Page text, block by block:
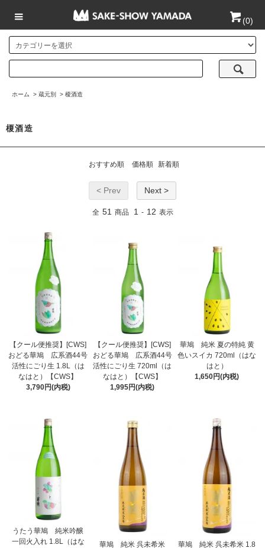
(0)
ホーム > 蔵元別 > 榎酒造
榎酒造
おすすめ順 価格順 新着順
< Prev Next >
全 51 商品 1 - 12 表示
【クール便推奨】[CWS]
おどる華鳩 広系酒44号
活性にごり生 1.8L（は
なはと）【CWS】
3,790円(内税)
【クール便推奨】[CWS]
おどる華鳩 広系酒44号
活性にごり生 720ml（は
なはと）【CWS】
1,995円(内税)
華鳩 純米 夏の特純 黄
色いスイカ 720ml（はな
はと）
1,650円(内税)
うたう華鳩 純米吟醸
一回火入れ 1.8L（はな
華鳩 純米 呉未希米
華鳩 純米 呉未希米 1.8